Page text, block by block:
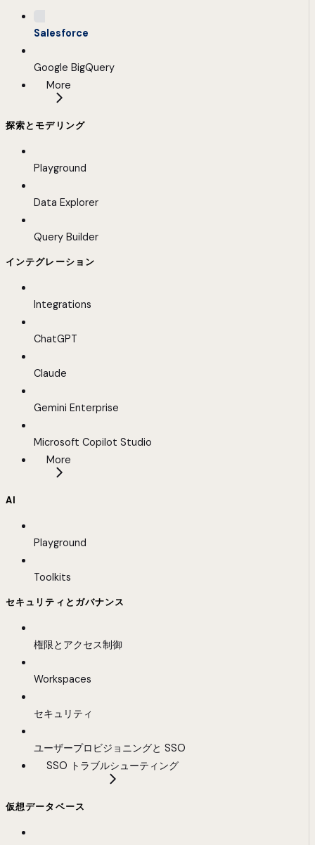
Salesforce
Google BigQuery
More
探索とモデリング
Playground
Data Explorer
Query Builder
インテグレーション
Integrations
ChatGPT
Claude
Gemini Enterprise
Microsoft Copilot Studio
More
AI
Playground
Toolkits
セキュリティとガバナンス
権限とアクセス制御
Workspaces
セキュリティ
ユーザープロビジョニングと SSO
SSO トラブルシューティング
仮想データベース